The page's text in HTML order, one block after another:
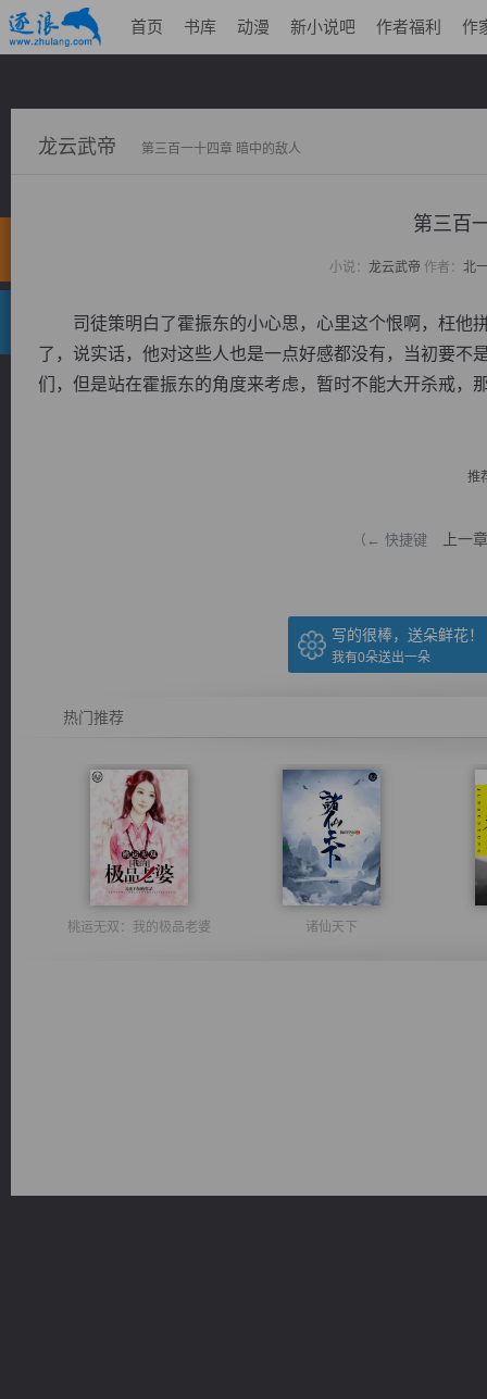
首页 书库 动漫 新小说吧 作者福利 作
龙云武帝 第三百一十四章 暗中的敌人
第三百
小说： 龙云武帝 作者： 北
司徒策明白了霍振东的小心思，心里这个恨啊，枉他
了，说实话，他对这些人也是一点好感都没有，当初要不
们，但是站在霍振东的角度来考虑，暂时不能大开杀戒，
推
（← 快捷键 上一章
写的很棒，送朵鲜花！
我有0朵送出一朵
热门推荐
桃运无双：我的极品老婆 诸仙天下